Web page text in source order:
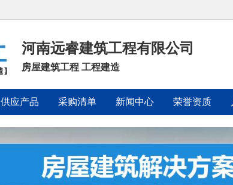
河南远睿建筑工程有限公司
房屋建筑工程 工程建造
供应产品 采购清单 新闻中心 荣誉资质